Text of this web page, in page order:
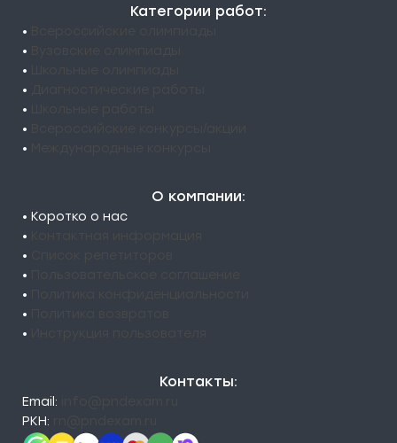
Категории работ:
•
•
•
•
•
•
•
О компании:
• Коротко о нас
•
•
•
•
•
•
Контакты:
Email:
РКН: